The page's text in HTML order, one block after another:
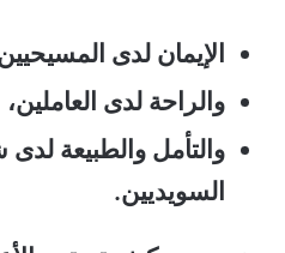
الإيمان لدى
والراحة لدى العاملين،
والتأمل والطبيعة
السويديين.